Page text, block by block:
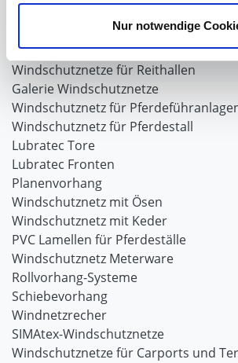
Nur notwendige
Saatgut für die Pferdeweide
Windschutzgewebe
Windschutznetze für Reithallen
Galerie Windschutznetze
Windschutznetz für
Windschutznetz für Pferdestall
Lubratec Tore
Lubratec Fronten
Planenvorhang
Windschutznetz mit Ösen
Windschutznetz mit Keder
PVC Lamellen für Pferdeställe
Windschutznetz Meterware
Rollvorhang-Systeme
Schiebevorhang
Windnetzrecher
SIMAtex-Windschutznetze
Windschutznetze für Carports und